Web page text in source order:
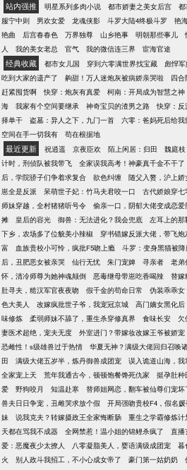
至是代表贵族最高层的
迷不悟的男主们，眼睛
把她推出去后，躲在旁
站内强推 明星系列多肉小说 都市娇妻之美女后宫
服宁中则
男欢女爱 龙魂侠影 斗罗大陆4终极斗罗 艳
艳曲
后宫春春色 万界独尊 山乡艳事 明朝那些事儿
人
我的美女老总 官气 我的微信连三界 宦海官途
经典收藏 都市女儿国 穿到六零满世界找宝藏 彪悍
吃到大家的遗产了
齁甜！万人迷炮灰被病娇亲哭啦 四合
赶紧囤货啊
快穿：炮灰有真爱 柯南：开局成为智慧之神
海
我家有个空间要继承 神奇宝贝的渣男之路 快穿：反
择单干
盗墓：异人之下，九门一首 六零：爸妈死后给
空间在手一切我有
苟在根据地
最近更新 祝逍遥 京夜臣欢 陌上闲居：归田 魏庭枝
计时，刑侦队被我带飞
全家误我高考！神豪真千金不干了
后，学院骄子们争着求复合
欲色纠缠 随父入赘，沪上
崽全是反派
呆萌世子妃：竹马夫君咬一口 古代娇娘穿七
师妹穿越，全村猪猪听号令
偷亲一口，阴郁大佬变成恋爱
摊
皇后的容光 御兽：无法进化？我会兜底 左耳上的那
下乡，农场多了位貌美小辣椒
穿书错嫁反派大佬，带飞炮
富
血族贵校小可怜，疯批F5吻上瘾 斗罗：变身黑猫被
后，丑肥恶女被亲哭
仙行无忧 朱门宠婢 寻亲者 老弟
怀，清冷师尊为她神魂颠倒
恶毒继母带崽吃香喝辣 替嫁
肚寻夫，糙汉军官夜夜吻
假千金的苟命日常 伪装乖乖女
色大美人
改嫁疯批世子爷，我宠冠京城 高门嫡女黑化后
味修炼
柔弱师妹不舔了，重生杀穿修真界 食味长安 欠
妻医术超绝，宠夫无度
外室进门？带嫁妆改嫁王爷被娇宠
恐雌性！s级雄兽过于热情
华夏无神？满级大佬回归召唤
田
满级大佬五岁半，炼丹御兽成团宠 误入诡道山海，
全家宠上天
荒年我通古今，顿顿饱餐馋死仇家 挺孕肚种
爱
野狗咬月 知温赴寒 替师姐网恋，翻车被仙尊们宠坏
兽夫日日争宠，丑雌哭求放个假
开局强吻贵校F4，假名
妹
说我克夫？转嫁摄政王全家悔断肠 重生之学霸修炼计
天都在骂我不成器
全网禁惹！温小姐的锦鲤杀疯了 直播
爱：恶魔夜少太撩人
八零凝脂美人，婴语满级成团宠 暮
火
别人政斗我招工，不小心成女帝了 豪门第一姑奶奶